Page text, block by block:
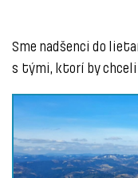
Sme nadšenci do
s tými, ktorí by